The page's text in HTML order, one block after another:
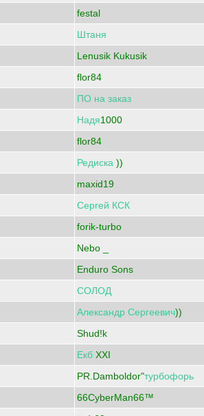
festal
Штаня
Lenusik Kukusik
flor84
ПО на заказ
Надя1000
flor84
Редиска ))
maxid19
Сергей КСК
forik-turbo
Nebo _
Enduro Sons
СОЛОД
Александр Сергеевич))
Shud!k
Екб XXI
PR.Damboldor"турбофорь
66CyberMan66™